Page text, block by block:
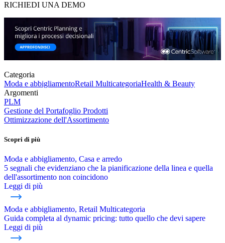
RICHIEDI UNA DEMO
Categoria
Moda e abbigliamentoRetail MulticategoriaHealth & Beauty
Argomenti
PLM
Gestione del Portafoglio Prodotti
Ottimizzazione dell'Assortimento
Scopri di più
Moda e abbigliamento, Casa e arredo
5 segnali che evidenziano che la pianificazione della linea e quella
dell'assortimento non coincidono
Leggi di più
Moda e abbigliamento, Retail Multicategoria
Guida completa al dynamic pricing: tutto quello che devi sapere
Leggi di più